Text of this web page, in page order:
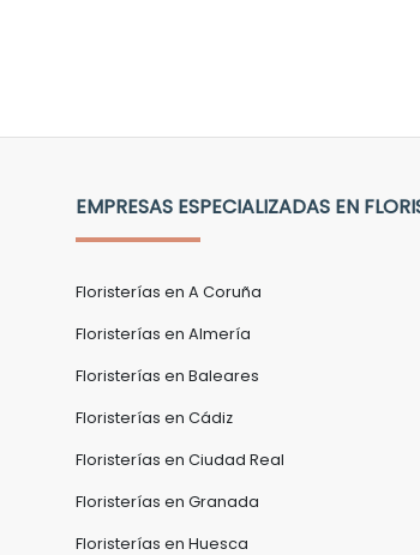
EMPRESAS ESPECIALIZADAS EN
Floristerías en A Coruña
Floristerías en Almería
Floristerías en Baleares
Floristerías en Cádiz
Floristerías en Ciudad Real
Floristerías en Granada
Floristerías en Huesca